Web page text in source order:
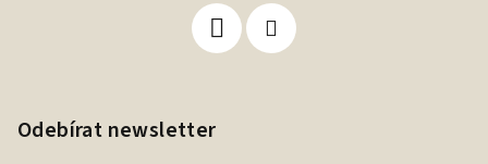
Odebírat newsletter